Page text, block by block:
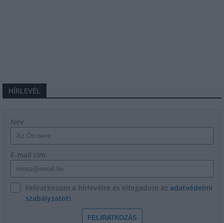
HÍRLEVÉL
Név
E-mail cím
Feliratkozom a hírlevélre és elfogadom az adatvédelmi
szabályzatot!
FELIRATKOZÁS